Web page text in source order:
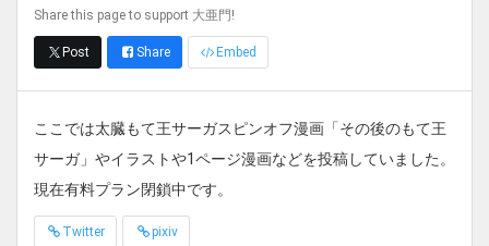
Share this page to support 大亜門!
Post Share Embed
ここでは太臓もて王サーガスピンオフ漫画「その後のもて王
サーガ」やイラストや1ページ漫画などを投稿していました。
現在有料プラン閉鎖中です。
Twitter pixiv